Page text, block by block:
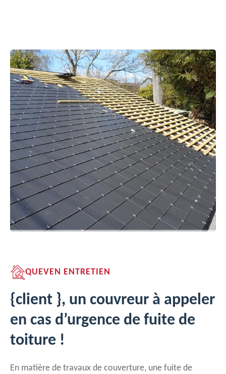
QUEVEN ENTRETIEN
{client }, un couvreur à appeler
en cas d’urgence de fuite de
toiture !
En matière de travaux de couverture, une fuite de